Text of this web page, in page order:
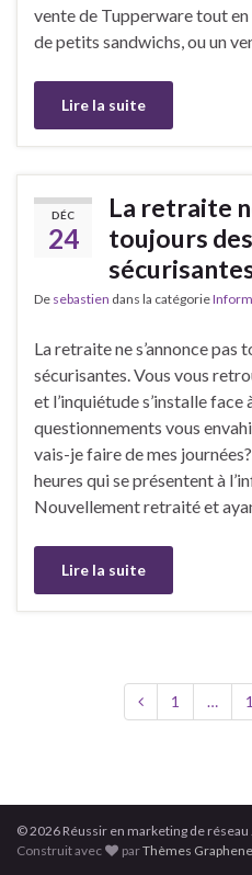
vente de Tupperware tout
de petits sandwichs, ou un
Lire la suite
DÉC
24
La retraite
toujours
De sebastien dans la catégorie
La retraite ne s’annonce pas
sécurisantes. Vous vous
et l’inquiétude s’installe face
questionnements vous
vais-je faire de mes
heures qui se présentent à
Nouvellement retraité et
Lire la suite
1 …
© 2026 Réussir en marketing de réseau .
Construit avec
parThèmes Graphene